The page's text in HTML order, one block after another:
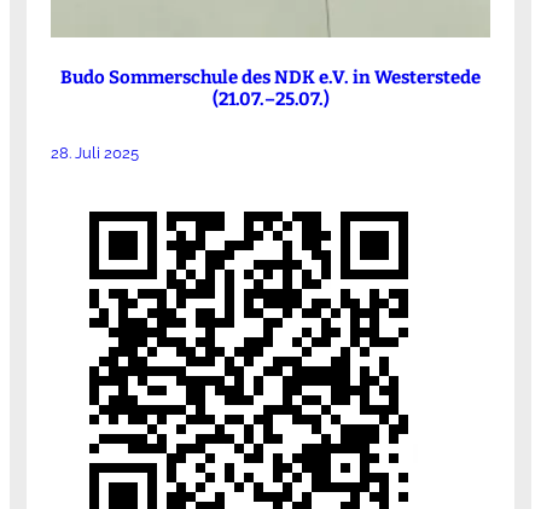
Budo Sommerschule des NDK e.V. in Westerstede
(21.07.–25.07.)
28. Juli 2025